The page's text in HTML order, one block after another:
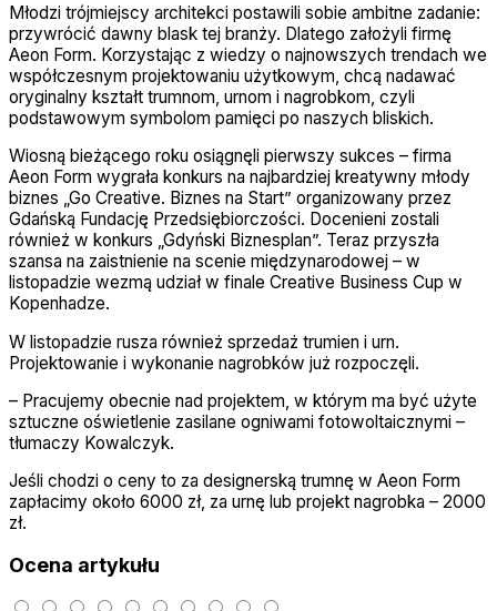
Młodzi trójmiejscy architekci postawili sobie ambitne zadanie:
przywrócić dawny blask tej branży. Dlatego założyli firmę
Aeon Form. Korzystając z wiedzy o najnowszych trendach we
współczesnym projektowaniu użytkowym, chcą nadawać
oryginalny kształt trumnom, urnom i nagrobkom, czyli
podstawowym symbolom pamięci po naszych bliskich.
Wiosną bieżącego roku osiągnęli pierwszy sukces – firma
Aeon Form wygrała konkurs na najbardziej kreatywny młody
biznes „Go Creative. Biznes na Start” organizowany przez
Gdańską Fundację Przedsiębiorczości. Docenieni zostali
również w konkurs „Gdyński Biznesplan”. Teraz przyszła
szansa na zaistnienie na scenie międzynarodowej – w
listopadzie wezmą udział w finale Creative Business Cup w
Kopenhadze.
W listopadzie rusza również sprzedaż trumien i urn.
Projektowanie i wykonanie nagrobków już rozpoczęli.
– Pracujemy obecnie nad projektem, w którym ma być użyte
sztuczne oświetlenie zasilane ogniwami fotowoltaicznymi –
tłumaczy Kowalczyk.
Jeśli chodzi o ceny to za designerską trumnę w Aeon Form
zapłacimy około 6000 zł, za urnę lub projekt nagrobka – 2000
zł.
Ocena artykułu